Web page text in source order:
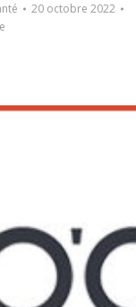
20 octobre 2022